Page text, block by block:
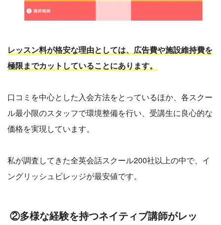
レッスン料が格安な理由としては、広告費や施設維持費を
極限までカットしていることにあります。
口コミを中心とした入会方法をとっているほか、各スクー
ル最小限のスタッフで環境整備を行い、受講生に良心的な
価格を実現しています。
私が調査してきた全英会話スクール200社以上の中で、イ
ングリッシュビレッジが最安値です。
②多様な経験を持つネイティブ講師がレッ